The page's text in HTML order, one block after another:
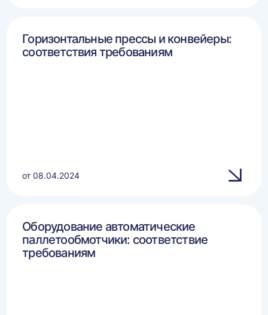
Горизонтальные прессы и конвейеры:
соответствия требованиям
от 08.04.2024
Оборудование автоматические
паллетообмотчики: соответствие
требованиям